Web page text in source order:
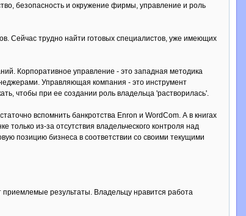
безопасность и окружение фирмы, управление и роль
Сейчас трудно найти готовых специалистов, уже имеющих
Корпоративное управление - это западная методика
Управляющая компания - это инструмент
чтобы при ее создании роль владельца 'растворилась'.
вспомнить банкротства Enron и WordCom. А в книгах
только из-за отсутствия владельческого контроля над
позицию бизнеса в соответствии со своими текущими
результаты. Владельцу нравится работа